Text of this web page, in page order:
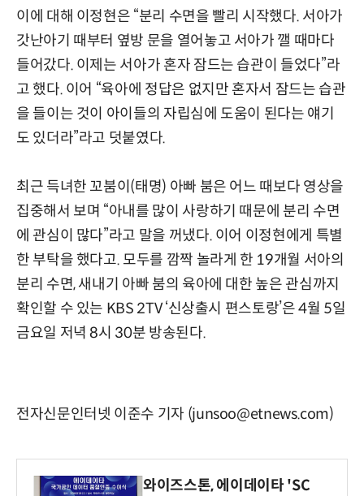
이에 대해 이정현은 “분리 수면을 빨리 시작했다. 서아가
갓난아기 때부터 옆방 문을 열어놓고 서아가 깰 때마다
들어갔다. 이제는 서아가 혼자 잠드는 습관이 들었다”라
고 했다. 이어 “육아에 정답은 없지만 혼자서 잠드는 습관
을 들이는 것이 아이들의 자립심에 도움이 된다는 얘기
도 있더라”라고 덧붙였다.
최근 득녀한 꼬붐이(태명) 아빠 붐은 어느 때보다 영상을
집중해서 보며 “아내를 많이 사랑하기 때문에 분리 수면
에 관심이 많다”라고 말을 꺼냈다. 이어 이정현에게 특별
한 부탁을 했다고. 모두를 깜짝 놀라게 한 19개월 서아의
분리 수면, 새내기 아빠 붐의 육아에 대한 높은 관심까지
확인할 수 있는 KBS 2TV ‘신상출시 편스토랑’은 4월 5일
금요일 저녁 8시 30분 방송된다.
전자신문인터넷 이준수 기자 (junsoo@etnews.com)
와이즈스톤, 에이데이타 'SC